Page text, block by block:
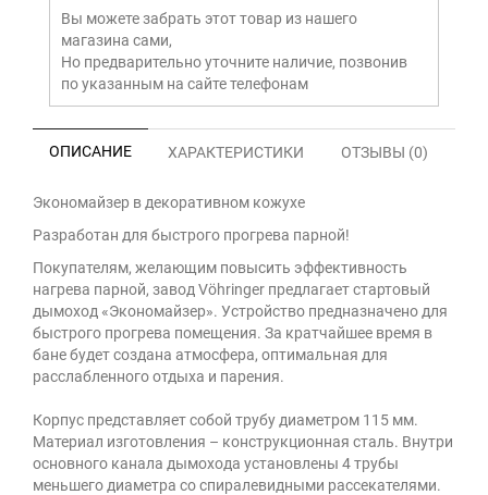
Вы можете забрать этот товар из нашего
магазина сами,
Но предварительно уточните наличие, позвонив
по указанным на сайте телефонам
ОПИСАНИЕ ХАРАКТЕРИСТИКИ ОТЗЫВЫ (0)
Экономайзер в декоративном кожухе
Разработан для быстрого прогрева парной!
Покупателям, желающим повысить эффективность
нагрева парной, завод Vöhringer предлагает стартовый
дымоход «Экономайзер». Устройство предназначено для
быстрого прогрева помещения. За кратчайшее время в
бане будет создана атмосфера, оптимальная для
расслабленного отдыха и парения.
Корпус представляет собой трубу диаметром 115 мм.
Материал изготовления – конструкционная сталь. Внутри
основного канала дымохода установлены 4 трубы
меньшего диаметра со спиралевидными рассекателями.